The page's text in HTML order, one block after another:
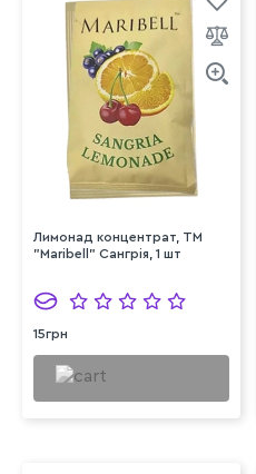
Лимонад концентрат, ТМ
"Maribell" Сангрія, 1 шт
15грн